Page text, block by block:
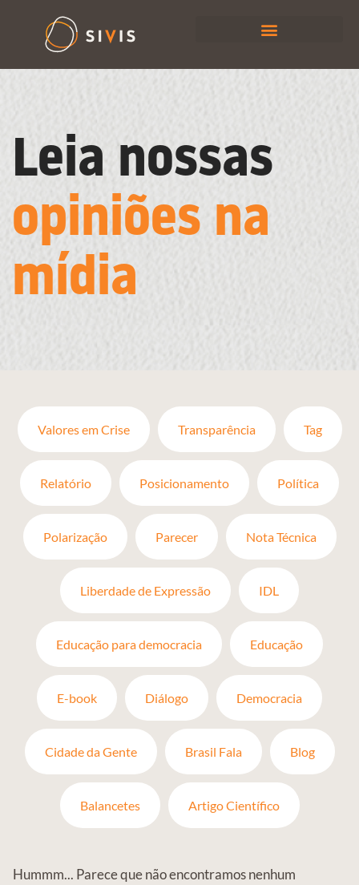
Leia nossas
opiniões na
mídia
Valores em Crise Transparência Tag
Relatório Posicionamento Política
Polarização Parecer Nota Técnica
Liberdade de Expressão IDL
Educação para democracia Educação
E-book Diálogo Democracia
Cidade da Gente Brasil Fala Blog
Balancetes Artigo Científico
Hummm... Parece que não encontramos nenhum